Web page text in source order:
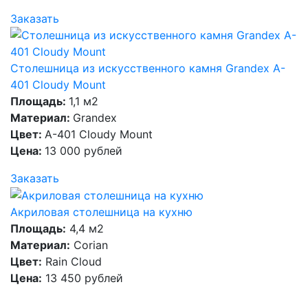
Заказать
Столешница из искусственного камня Grandex A-
401 Cloudy Mount
Площадь: 1,1 м2
Материал: Grandex
Цвет: A-401 Cloudy Mount
Цена: 13 000 рублей
Заказать
Акриловая столешница на кухню
Площадь: 4,4 м2
Материал: Corian
Цвет: Rain Cloud
Цена: 13 450 рублей